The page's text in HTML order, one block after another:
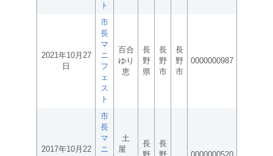
ト
2021年10月27
日
市
長
マ
ニ
フ
ェ
ス
ト
百合
ゆり
恵
長
野
県
長
野
市
長
野
市
0000000987
2017年10月22
市
長
マ
ニ
土
屋
長
長